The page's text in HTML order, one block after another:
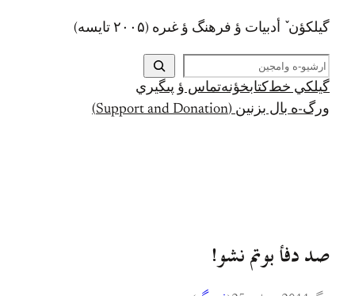
گيلکؤن ٚ أدبیات ؤ فرهنگ ؤ غىره (۲۰۰۵ تايسه)
ج
س
ت
ج
گيلکي خط کتابخؤنهتماس ؤ پىگيري
ورگ-ه بال بزنين (Support and Donation)
صد دفأ بوتم نشو!